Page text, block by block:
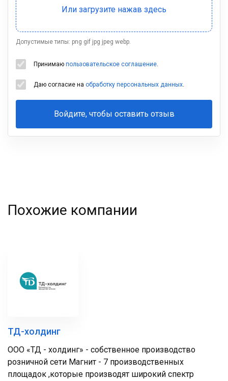
Допустимые типы: png gif jpg jpeg webp.
Принимаю пользовательское соглашение.
Даю согласие на обработку персональных данных.
Войдите, чтобы оставить отзыв
Ваша
Похожие компании
ТД-холдинг
ООО «ТД - холдинг» - собственное производство
розничной сети Магнит - 7 производственных
площадок ,которые производят широкий спектр